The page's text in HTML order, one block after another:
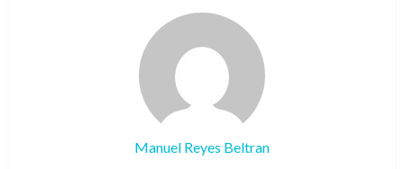
Manuel Reyes Beltran